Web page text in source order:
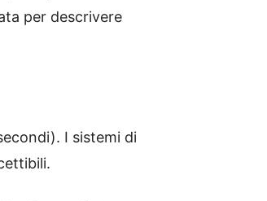
per descrivere
I sistemi di